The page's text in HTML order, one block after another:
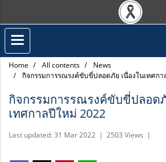
Home All contents
News
กิจกรรมการรณรงค์ขับขี่ปลอดภัย เนื่องในเทศก
กิจกรรมการรณรงค์ขับขี่ปลอด
เทศกาลปีใหม่ 2022
Last updated: 31 Mar 2022 | 2503 Views |